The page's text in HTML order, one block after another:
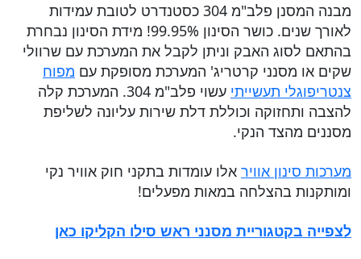
מבנה המסנן פלב"מ 304 כסטנדרט לטובת עמידות
לאורך שנים. כושר הסינון 99.95%! מידת הסינון נבחרת
בהתאם לסוג האבק וניתן לקבל את המערכת עם שרוולי
שקים או מסנני קרטריג' המערכת מסופקת עם מפוח
צנטריפוגלי תעשייתי
עשוי פלב"מ 304. המערכת קלה
להצבה ותחזוקה וכוללת דלת שירות עליונה לשליפת
מסננים מהצד הנקי.
מערכות סינון אוויר אלו עומדות בתקני חוק אוויר נקי
ומותקנות בהצלחה במאות מפעלים!
לצפייה בקטגוריית מסנני ראש סילו הקליקו כאן